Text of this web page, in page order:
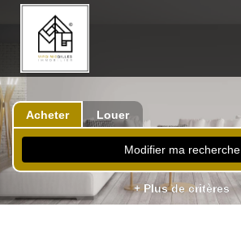
Acheter Louer
Modifier ma recherche
+ Plus de critères